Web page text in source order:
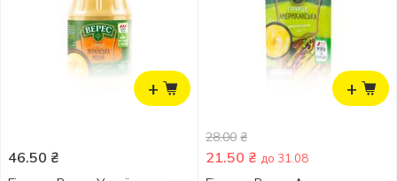
+
46.50 ₴
+
28.00 ₴
21.50 ₴ до 31.08